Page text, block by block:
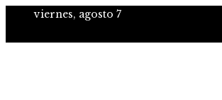
viernes, agosto 7